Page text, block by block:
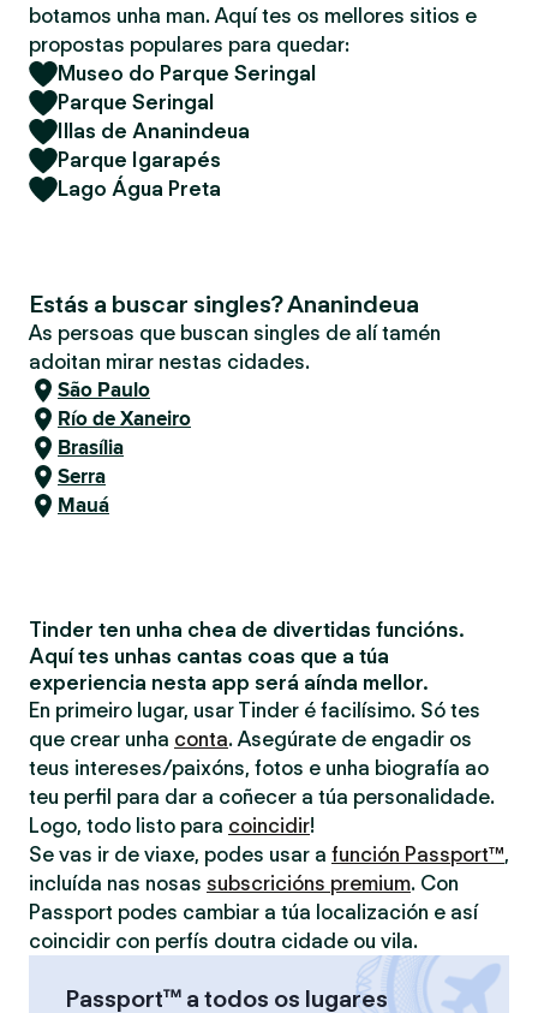
botamos unha man. Aquí tes os mellores sitios e
propostas populares para quedar:
Museo do Parque Seringal
Parque Seringal
Illas de Ananindeua
Parque Igarapés
Lago Água Preta
Estás a buscar singles? Ananindeua
As persoas que buscan singles de alí tamén
adoitan mirar nestas cidades.
São Paulo
Río de Xaneiro
Brasília
Serra
Mauá
Tinder ten unha chea de divertidas funcións.
Aquí tes unhas cantas coas que a túa
experiencia nesta app será aínda mellor.
En primeiro lugar, usar Tinder é facilísimo. Só tes
que crear unha conta. Asegúrate de engadir os
teus intereses/paixóns, fotos e unha biografía ao
teu perfil para dar a coñecer a túa personalidade.
Logo, todo listo para coincidir!
Se vas ir de viaxe, podes usar a función Passport™,
incluída nas nosas subscricións premium. Con
Passport podes cambiar a túa localización e así
coincidir con perfís doutra cidade ou vila.
Passport™ a todos os lugares